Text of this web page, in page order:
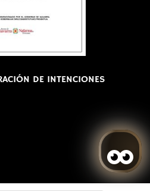
DE INTENCIONES